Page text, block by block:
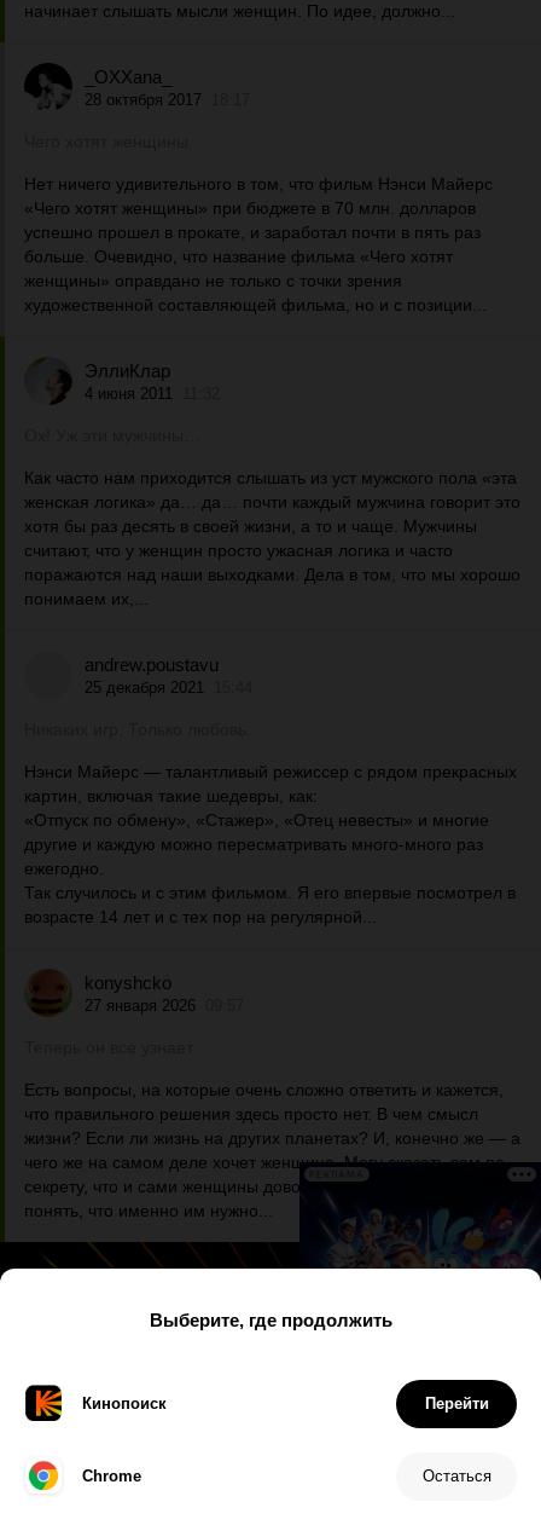
начинает слышать мысли женщин. По идее, должно...
_OXXana_
28 октября 2017
Нет ничего удивительного в том, что фильм Нэнси Майерс
«Чего хотят женщины» при бюджете в 70 млн. долларов
успешно прошел в прокате, и заработал почти в пять раз
больше. Очевидно, что название фильма «Чего хотят
женщины» оправдано не только с точки зрения
художественной составляющей фильма, но и с позиции...
ЭллиКлар
4 июня 2011
Как часто нам приходится слышать из уст мужского пола «эта
женская логика» да… да… почти каждый мужчина говорит это
хотя бы раз десять в своей жизни, а то и чаще. Мужчины
считают, что у женщин просто ужасная логика и часто
поражаются над наши выходками. Дела в том, что мы хорошо
понимаем их,...
andrew.poustavu
25 декабря 2021
Нэнси Майерс — талантливый режиссер с рядом прекрасных
картин, включая такие шедевры, как:
«Отпуск по обмену», «Стажер», «Отец невесты» и многие
другие и каждую можно пересматривать много-много раз
ежегодно.
Так случилось и с этим фильмом. Я его впервые посмотрел в
возрасте 14 лет и с тех пор на регулярной...
konyshcko
27 января 2026
Есть вопросы, на которые очень сложно ответить и кажется,
что правильного решения здесь просто нет. В чем смысл
жизни? Если ли жизнь на других планетах? И, конечно же — а
чего же на самом деле хочет женщина. Могу сказать вам по
секрету, что и сами женщины довольно часто не могут
понять, что именно им нужно...